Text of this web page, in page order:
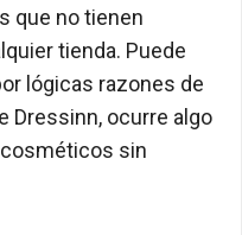
que no tienen
tienda. Puede
lógicas razones de
Dressinn, ocurre algo
sin